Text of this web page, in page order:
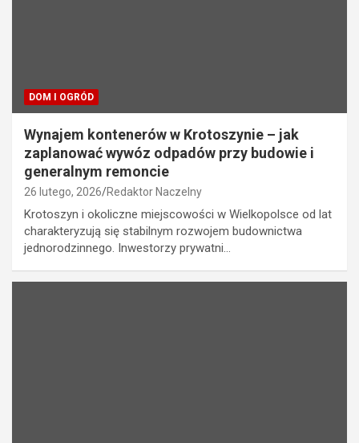
DOM I OGRÓD
Wynajem kontenerów w Krotoszynie – jak
zaplanować wywóz odpadów przy budowie i
generalnym remoncie
26 lutego, 2026 Redaktor Naczelny
Krotoszyn i okoliczne miejscowości w Wielkopolsce od lat
charakteryzują się stabilnym rozwojem budownictwa
jednorodzinnego. Inwestorzy prywatni…